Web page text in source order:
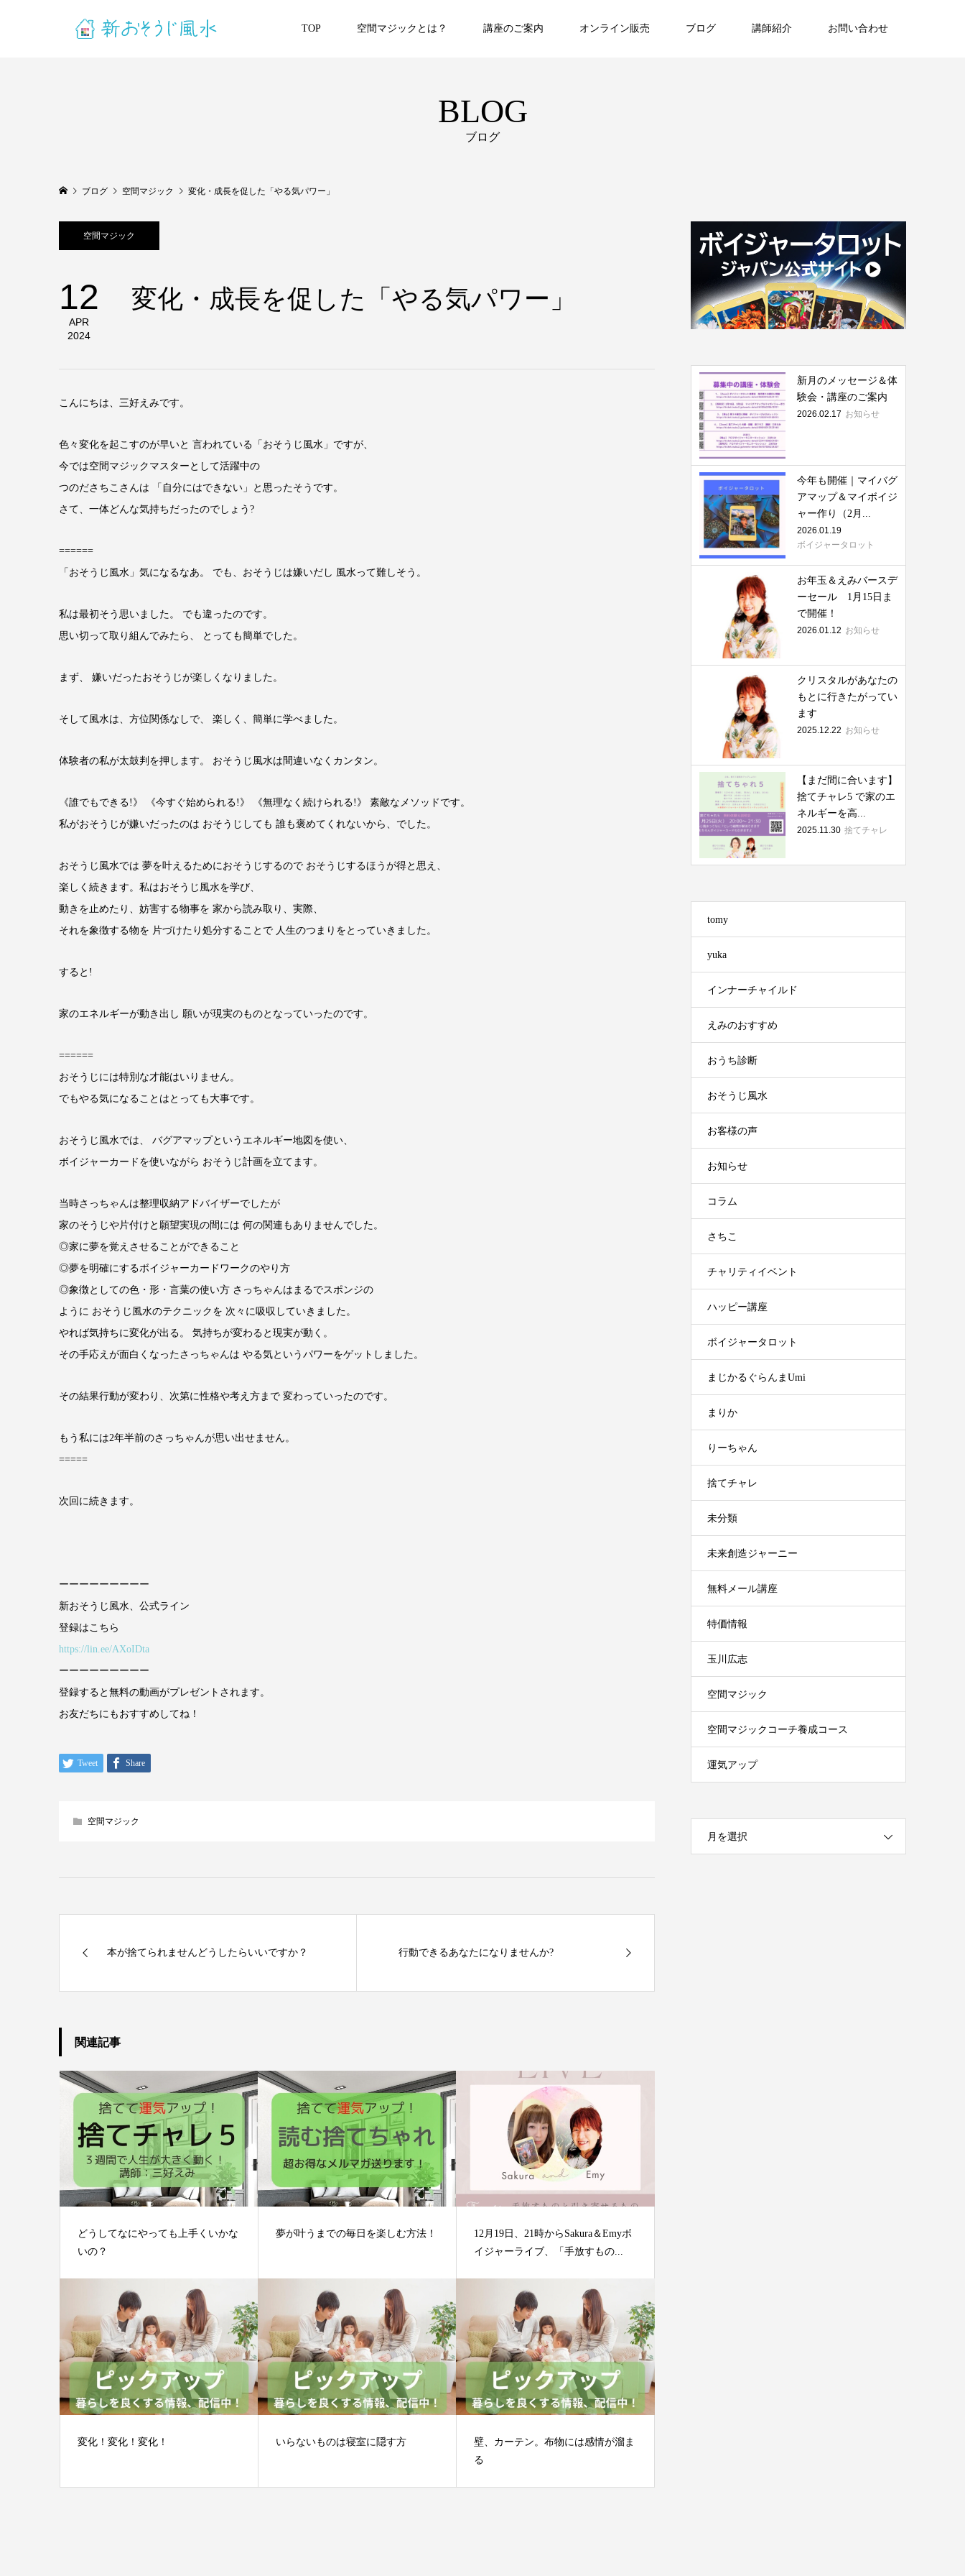
TOP 空間マジックとは？ 講座のご案内 オンライン販売 ブログ 講師紹介 お問い合わせ
BLOG
ブログ
ブログ 空間マジック 変化・成長を促した「やる気パワー」
空間マジック
12
APR
2024
変化・成長を促した「やる気パワー」
こんにちは、三好えみです。
色々変化を起こすのが早いと 言われている「おそうじ風水」ですが、
今では空間マジックマスターとして活躍中の
つのださちこさんは 「自分にはできない」と思ったそうです。
さて、一体どんな気持ちだったのでしょう?
======
「おそうじ風水」気になるなあ。 でも、おそうじは嫌いだし 風水って難しそう。
私は最初そう思いました。 でも違ったのです。
思い切って取り組んでみたら、 とっても簡単でした。
まず、 嫌いだったおそうじが楽しくなりました。
そして風水は、方位関係なしで、 楽しく、簡単に学べました。
体験者の私が太鼓判を押します。 おそうじ風水は間違いなくカンタン。
《誰でもできる!》 《今すぐ始められる!》 《無理なく続けられる!》 素敵なメソッドです。
私がおそうじが嫌いだったのは おそうじしても 誰も褒めてくれないから、でした。
おそうじ風水では 夢を叶えるためにおそうじするので おそうじするほうが得と思え、
楽しく続きます。私はおそうじ風水を学び、
動きを止めたり、妨害する物事を 家から読み取り、実際、
それを象徴する物を 片づけたり処分することで 人生のつまりをとっていきました。
すると!
家のエネルギーが動き出し 願いが現実のものとなっていったのです。
======
おそうじには特別な才能はいりません。
でもやる気になることはとっても大事です。
おそうじ風水では、 バグアマップというエネルギー地図を使い、
ボイジャーカードを使いながら おそうじ計画を立てます。
当時さっちゃんは整理収納アドバイザーでしたが
家のそうじや片付けと願望実現の間には 何の関連もありませんでした。
◎家に夢を覚えさせることができること
◎夢を明確にするボイジャーカードワークのやり方
◎象徴としての色・形・言葉の使い方 さっちゃんはまるでスポンジの
ように おそうじ風水のテクニックを 次々に吸収していきました。
やれば気持ちに変化が出る。 気持ちが変わると現実が動く。
その手応えが面白くなったさっちゃんは やる気というパワーをゲットしました。
その結果行動が変わり、次第に性格や考え方まで 変わっていったのです。
もう私には2年半前のさっちゃんが思い出せません。
=====
次回に続きます。
ーーーーーーーーー
新おそうじ風水、公式ライン
登録はこちら
https://lin.ee/AXoIDta
ーーーーーーーーー
登録すると無料の動画がプレゼントされます。
お友だちにもおすすめしてね！
Tweet Share
空間マジック
本が捨てられませんどうしたらいいですか？ 行動できるあなたになりませんか?
関連記事
どうしてなにやっても上手くいかな
いの？
夢が叶うまでの毎日を楽しむ方法！
12月19日、21時からSakura＆Emyボ
イジャーライブ、「手放すもの...
変化！変化！変化！ いらないものは寝室に隠す方
壁、カーテン。布物には感情が溜ま
る
新月のメッセージ＆体
験会・講座のご案内
2026.02.17 お知らせ
今年も開催｜マイバグ
アマップ＆マイボイジ
ャー作り（2月...
2026.01.19
ボイジャータロット
お年玉＆えみバースデ
ーセール 1月15日ま
で開催！
2026.01.12 お知らせ
クリスタルがあなたの
もとに行きたがってい
ます
2025.12.22 お知らせ
【まだ間に合います】
捨てチャレ5 で家のエ
ネルギーを高...
2025.11.30 捨てチャレ
tomy
yuka
インナーチャイルド
えみのおすすめ
おうち診断
おそうじ風水
お客様の声
お知らせ
コラム
さちこ
チャリティイベント
ハッピー講座
ボイジャータロット
まじかるぐらんまUmi
まりか
りーちゃん
捨てチャレ
未分類
未来創造ジャーニー
無料メール講座
特価情報
玉川広志
空間マジック
空間マジックコーチ養成コース
運気アップ
月を選択